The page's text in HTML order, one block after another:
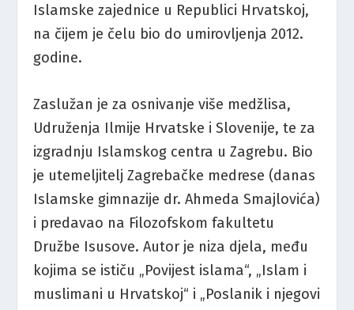
Islamske zajednice u Republici Hrvatskoj,
na čijem je čelu bio do umirovljenja 2012.
godine.
Zaslužan je za osnivanje više medžlisa,
Udruženja Ilmije Hrvatske i Slovenije, te za
izgradnju Islamskog centra u Zagrebu. Bio
je utemeljitelj Zagrebačke medrese (danas
Islamske gimnazije dr. Ahmeda Smajlovića)
i predavao na Filozofskom fakultetu
Družbe Isusove. Autor je niza djela, među
kojima se ističu „Povijest islama“, „Islam i
muslimani u Hrvatskoj“ i „Poslanik i njegovi